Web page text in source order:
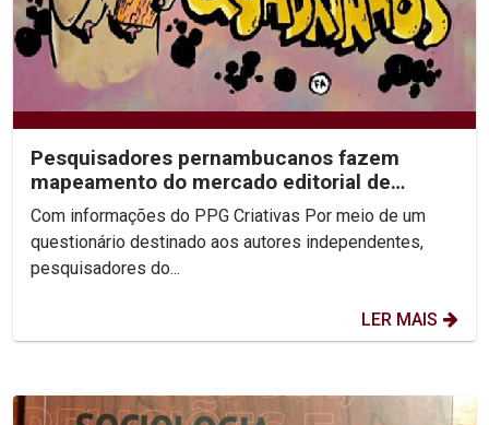
Pesquisadores pernambucanos fazem
mapeamento do mercado editorial de
quadrinhos independentes no...
Com informações do PPG Criativas Por meio de um
questionário destinado aos autores independentes,
pesquisadores do...
LER MAIS